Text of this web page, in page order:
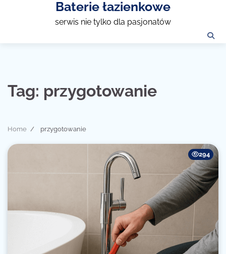
Baterie łazienkowe
serwis nie tylko dla pasjonatów
Tag: przygotowanie
Home przygotowanie
294